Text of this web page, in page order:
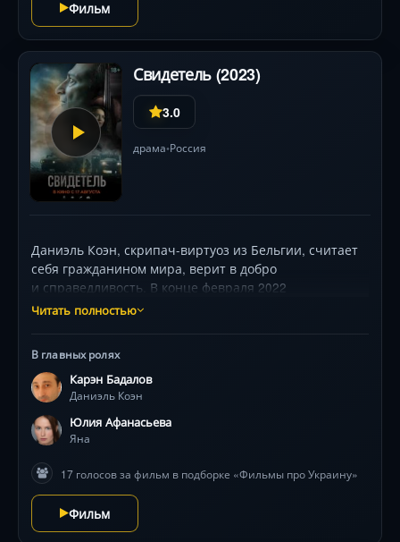
Фильм
Свидетель (2023)
3.0
драма•Россия
Даниэль Коэн, скрипач-виртуоз из Бельгии, считает
себя гражданином мира, верит в добро
и справедливость. В конце февраля 2022
г. он приезжает на гастроли в Киев, и эта поездка
поселок Семидвери, где он становится свидетелем
бесчеловечных преступлений и кровавых
провокаций. Теперь его главная цель не просто
выжить, а донести правду до всего мира. Ведь правда
сильнее страха.
Читать полностью
В главных ролях
Карэн Бадалов
Даниэль Коэн
Юлия Афанасьева
Яна
17 голосов за фильм в подборке «Фильмы про Украину»
Фильм